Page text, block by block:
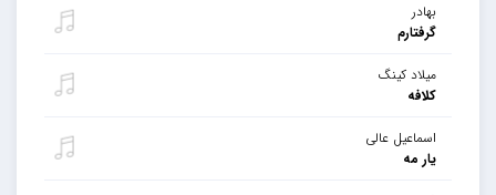
بهادر
گرفتارم
میلاد کینگ
کلافه
اسماعیل عالی
یار مه